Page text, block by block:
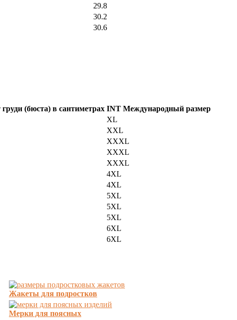
29.8
30.2
30.6
(бюста) в сантиметрах INT Международный размер
XL
XXL
XXXL
XXXL
XXXL
4XL
4XL
5XL
5XL
5XL
6XL
6XL
Жакеты для подростков
Мерки для поясных